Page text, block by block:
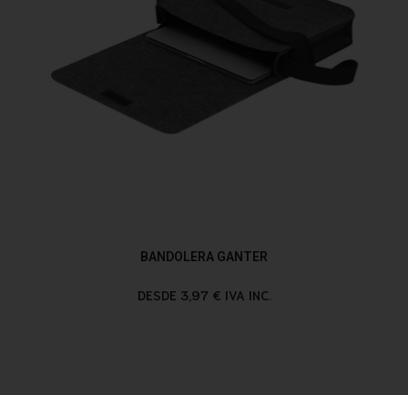
BANDOLERA GANTER
DESDE 3,97 € IVA INC.